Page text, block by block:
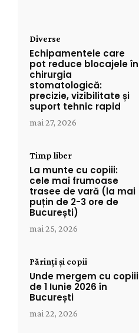
Diverse
Echipamentele care
pot reduce blocajele în
chirurgia
stomatologică:
precizie, vizibilitate și
suport tehnic rapid
mai 27, 2026
Timp liber
La munte cu copiii:
cele mai frumoase
trasee de vară (la mai
puțin de 2-3 ore de
București)
mai 25, 2026
Părinți și copii
Unde mergem cu copiii
de 1 Iunie 2026 în
București
mai 22, 2026